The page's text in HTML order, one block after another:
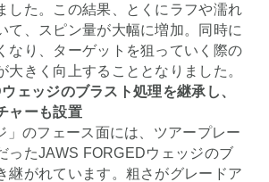
した。この結果、とくにラフや濡れ
て、スピン量が大幅に増加。同時に
なり、ターゲットを狙っていく際の
大きく向上することとなりました。
ェッジのブラスト処理を継承し、
ャーも設置
」のフェース面には、ツアープレー
ったJAWS FORGEDウェッジのブ
継がれています。粗さがグレードア